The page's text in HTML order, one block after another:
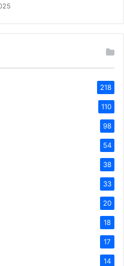
218
110
98
54
38
33
20
18
17
14